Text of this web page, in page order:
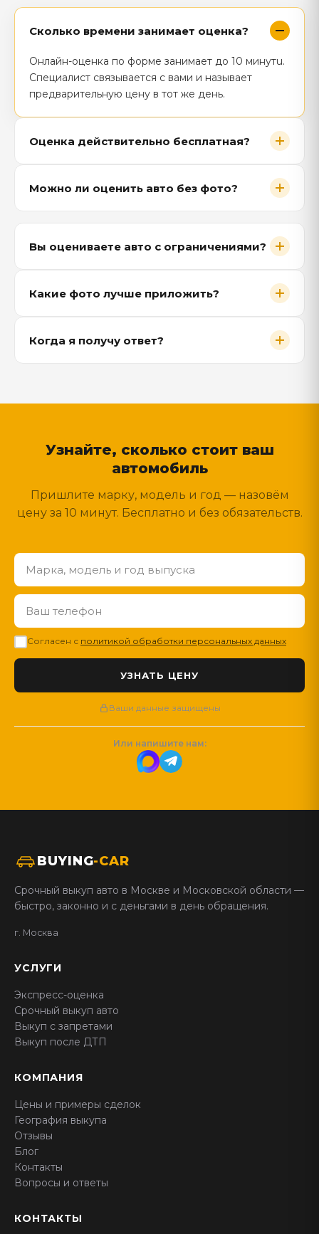
Сколько времени занимает оценка?
Онлайн-оценка по форме занимает до 10 минутu.
Специалист связывается с вами и называет
предварительную цену в тот же день.
Оценка действительно бесплатная?
Можно ли оценить авто без фото?
Вы оцениваете авто с ограничениями?
Какие фото лучше приложить?
Когда я получу ответ?
Узнайте, сколько стоит ваш
автомобиль
Пришлите марку, модель и год — назовём
цену за 10 минут. Бесплатно и без обязательств.
Согласен с политикой обработки персональных данных
Ваши данные защищены
Или напишите нам:
BUYING-CAR
Срочный выкуп авто в Москве и Московской области —
быстро, законно и с деньгами в день обращения.
г. Москва
УСЛУГИ
Экспресс-оценка
Срочный выкуп авто
Выкуп с запретами
Выкуп после ДТП
КОМПАНИЯ
Цены и примеры сделок
География выкупа
Отзывы
Блог
Контакты
Вопросы и ответы
КОНТАКТЫ